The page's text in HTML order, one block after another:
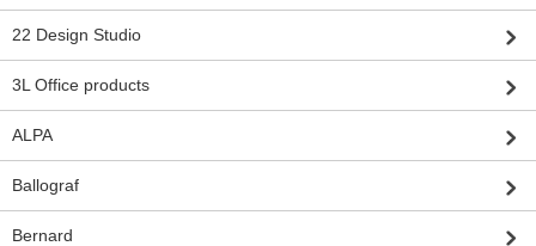
22 Design Studio
3L Office products
ALPA
Ballograf
Bernard